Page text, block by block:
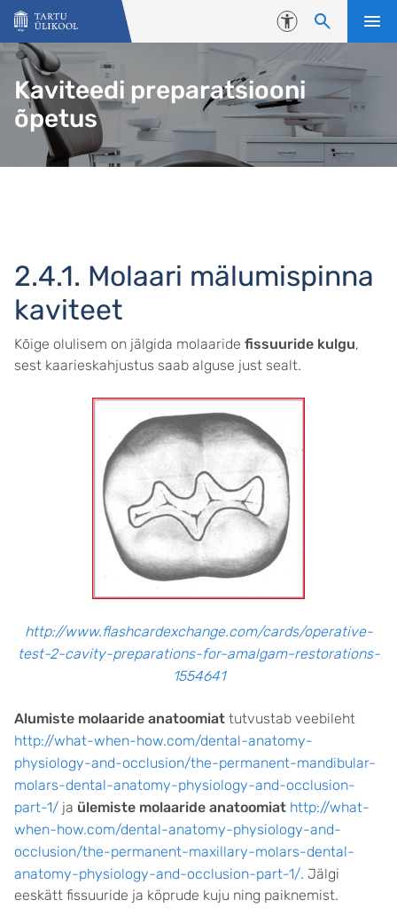
Liigu edasi põhisisu juurde
Juurdepääsetavus
Kaviteedi preparatsiooni
õpetus
2.4.1. Molaari mälumispinna
kaviteet
Kõige olulisem on jälgida molaaride fissuuride kulgu,
sest kaarieskahjustus saab alguse just sealt.
http://www.flashcardexchange.com/cards/operative-
test-2-cavity-preparations-for-amalgam-restorations-
1554641
Alumiste molaaride anatoomiat tutvustab veebileht
http://what-when-how.com/dental-anatomy-
physiology-and-occlusion/the-permanent-mandibular-
molars-dental-anatomy-physiology-and-occlusion-
part-1/ ja ülemiste molaaride anatoomiat http://what-
when-how.com/dental-anatomy-physiology-and-
occlusion/the-permanent-maxillary-molars-dental-
anatomy-physiology-and-occlusion-part-1/. Jälgi
eeskätt fissuuride ja köprude kuju ning paiknemist.